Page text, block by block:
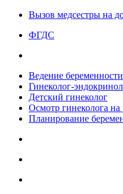
Вызов медсестры на
ФГДС
Ведение беременности
Гинеколог-
Детский гинеколог
Осмотр гинеколога
Планирование